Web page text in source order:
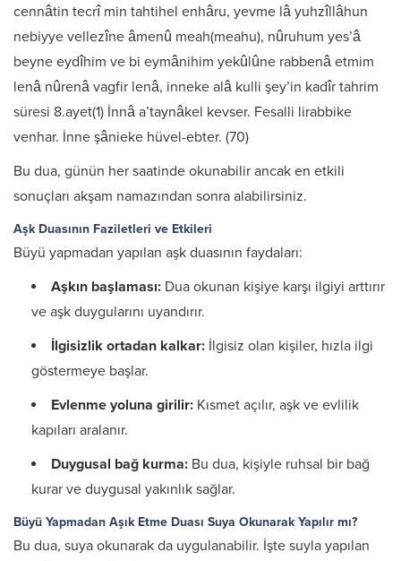
cennâtin tecrî min tahtihel enhâru, yevme lâ yuhzîllâhun
nebiyye vellezîne âmenû meah(meahu), nûruhum yes’â
beyne eydîhim ve bi eymânihim yekûlûne rabbenâ etmim
lenâ nûrenâ vagfir lenâ, inneke alâ kulli şey’in kadîr tahrim
süresi 8.ayet(1) İnnâ a’taynâkel kevser. Fesalli lirabbike
venhar. İnne şânieke hüvel-ebter. (70)
Bu dua, günün her saatinde okunabilir ancak en etkili
sonuçları akşam namazından sonra alabilirsiniz.
Aşk Duasının Faziletleri ve Etkileri
Büyü yapmadan yapılan aşk duasının faydaları:
Aşkın başlaması: Dua okunan kişiye karşı ilgiyi arttırır
ve aşk duygularını uyandırır.
İlgisizlik ortadan kalkar: İlgisiz olan kişiler, hızla ilgi
göstermeye başlar.
Evlenme yoluna girilir: Kısmet açılır, aşk ve evlilik
kapıları aralanır.
Duygusal bağ kurma: Bu dua, kişiyle ruhsal bir bağ
kurar ve duygusal yakınlık sağlar.
Büyü Yapmadan Aşık Etme Duası Suya Okunarak Yapılır mı?
Bu dua, suya okunarak da uygulanabilir. İşte suyla yapılan